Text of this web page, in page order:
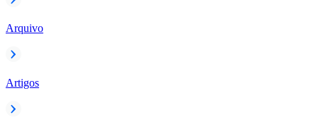
Arquivo
Artigos